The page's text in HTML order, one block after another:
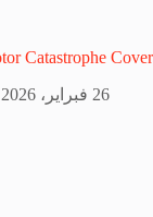
Catastrophe Cover
26 فبراير، 2026